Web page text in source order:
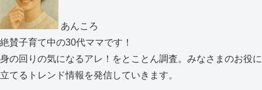
あんころ
絶賛子育て中の30代ママです！
身の回りの気になるアレ！をとことん調査。みなさまのお役に
立てるトレンド情報を発信していきます。